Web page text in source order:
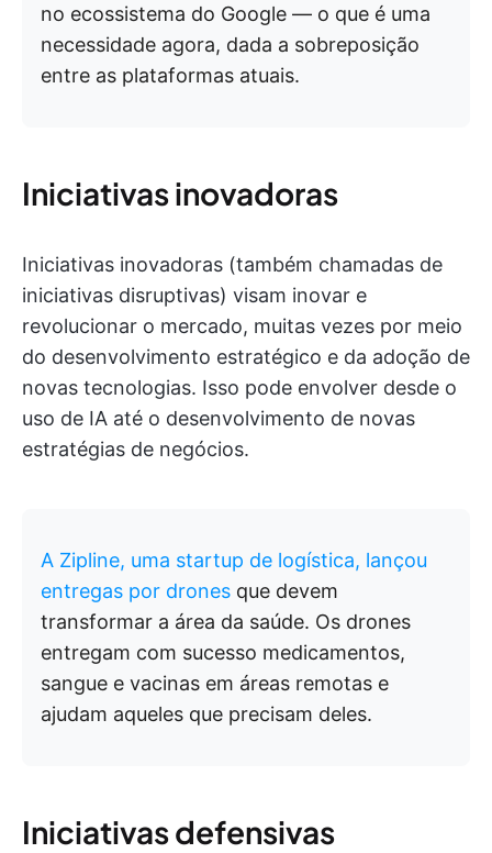
no ecossistema do Google — o que é uma
necessidade agora, dada a sobreposição
entre as plataformas atuais.
Iniciativas inovadoras
Iniciativas inovadoras (também chamadas de
iniciativas disruptivas) visam inovar e
revolucionar o mercado, muitas vezes por meio
do desenvolvimento estratégico e da adoção de
novas tecnologias. Isso pode envolver desde o
uso de IA até o desenvolvimento de novas
estratégias de negócios.
A Zipline, uma startup de logística, lançou
entregas por drones que devem
transformar a área da saúde. Os drones
entregam com sucesso medicamentos,
sangue e vacinas em áreas remotas e
ajudam aqueles que precisam deles.
Iniciativas defensivas